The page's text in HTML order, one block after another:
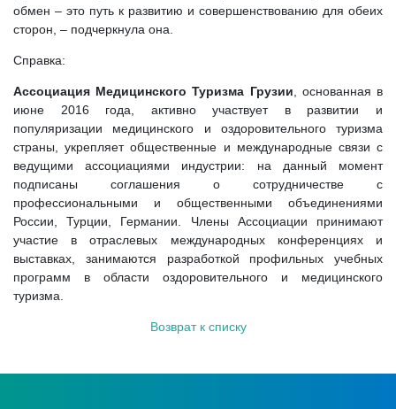
обмен – это путь к развитию и совершенствованию для обеих
сторон, – подчеркнула она.
Справка:
Ассоциация Медицинского Туризма Грузии , основанная в
июне 2016 года, активно участвует в развитии и
популяризации медицинского и оздоровительного туризма
страны, укрепляет общественные и международные связи с
ведущими ассоциациями индустрии: на данный момент
подписаны соглашения о сотрудничестве с
профессиональными и общественными объединениями
России, Турции, Германии. Члены Ассоциации принимают
участие в отраслевых международных конференциях и
выставках, занимаются разработкой профильных учебных
программ в области оздоровительного и медицинского
туризма.
Возврат к списку